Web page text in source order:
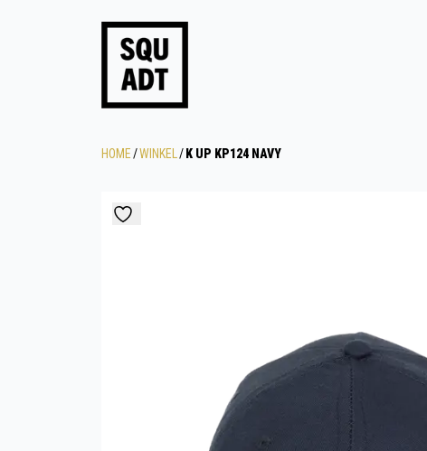
HOME/WINKEL / K UP KP124 NAVY